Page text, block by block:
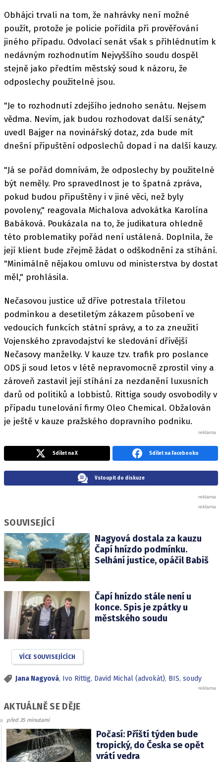
Obhájci trvali na tom, že nahrávky není možné
použít, protože je policie pořídila při prověřování
jiného případu. Odvolací senát však s přihlédnutím k
nedávným rozhodnutím Nejvyššího soudu dospěl
stejně jako předtím městský soud k názoru, že
odposlechy použitelné jsou.
"Je to rozhodnutí zdejšího jednoho senátu. Nejsem
vědma. Nevím, jak budou rozhodovat další senáty,"
uvedl Bajger na novinářský dotaz, zda bude mít
dnešní připuštění odposlechů dopad i na další kauzy.
"Já se pořád domnívám, že odposlechy by použitelné
být neměly. Pro spravedlnost je to špatná zpráva,
pokud budou připuštěny i v jiné věci, než byly
povoleny," reagovala Michalova advokátka Karolína
Babáková. Poukázala na to, že judikatura ohledně
této problematiky pořád není ustálená. Doplnila, že
její klient bude zřejmě žádat o odškodnění za stíhání.
"Minimálně nějakou omluvu od ministerstva by dostat
měl," prohlásila.
Nečasovou justice už dříve potrestala tříletou
podmínkou a desetiletým zákazem působení ve
vedoucích funkcích státní správy, a to za zneužití
Vojenského zpravodajství ke sledování dřívější
Nečasovy manželky. V kauze tzv. trafik pro poslance
ODS ji soud letos v létě nepravomocně zprostil viny a
zároveň zastavil její stíhání za nezdanění luxusních
darů od politiků a lobbistů. Rittiga soudy osvobodily v
případu tunelování firmy Oleo Chemical. Obžalován
je ještě v kauze pražského dopravního podniku.
Sdílet na X Sdílet na Facebooku
Vstoupit do diskuze
SOUVISEJÍCÍ
Nagyová dostala za kauzu
Čapí hnízdo podmínku.
Selhání justice, opáčil Babiš
Čapí hnízdo stále není u
konce. Spis je zpátky u
městského soudu
VÍCE SOUVISEJÍCÍCH
Jana Nagyová, Ivo Rittig, David Michal (advokát), BIS, soudy
AKTUÁLNĚ SE DĚJE
před 35 minutami
Počasí: Příští týden bude
tropický, do Česka se opět
vrátí vedra